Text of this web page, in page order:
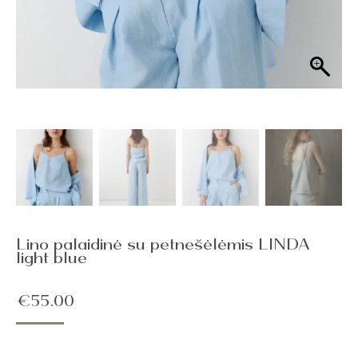
Lino palaidinė su petnešėlėmis LINDA
light blue
€55.00